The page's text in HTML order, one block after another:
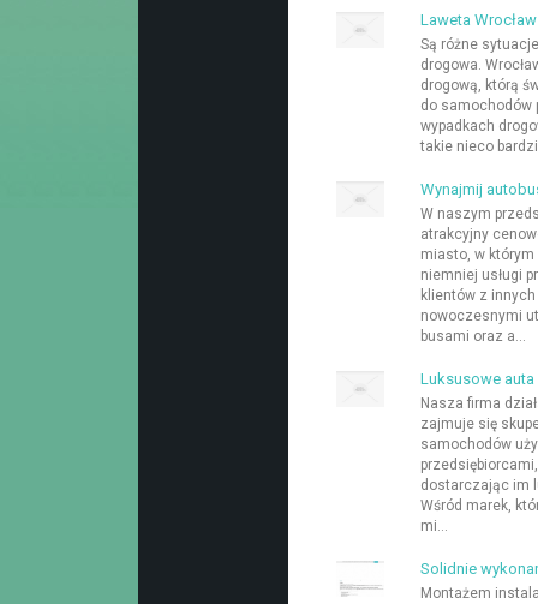
Laweta
Są różne
drogowa.
drogową, którą
do samochodów
wypadkach
takie nieco
Wynajmij
W naszym
atrakcyjny
miasto, w
niemniej usługi
klientów z
nowoczesnymi
busami oraz a...
Luksusowe
Nasza firma
zajmuje się
samochodów
dostarczając im
Wśród marek,
mi...
Solidnie
Montażem